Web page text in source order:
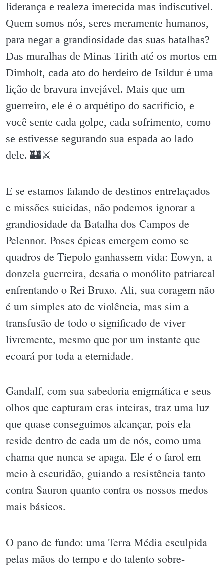
liderança e realeza imerecida mas indiscutível.
Quem somos nós, seres meramente humanos,
para negar a grandiosidade das suas batalhas?
Das muralhas de Minas Tirith até os mortos em
Dimholt, cada ato do herdeiro de Isildur é uma
lição de bravura invejável. Mais que um
guerreiro, ele é o arquétipo do sacrifício, e
você sente cada golpe, cada sofrimento, como
se estivesse segurando sua espada ao lado
dele. 🏰⚔️
E se estamos falando de destinos entrelaçados
e missões suicidas, não podemos ignorar a
grandiosidade da Batalha dos Campos de
Pelennor. Poses épicas emergem como se
quadros de Tiepolo ganhassem vida: Eowyn, a
donzela guerreira, desafia o monólito patriarcal
enfrentando o Rei Bruxo. Ali, sua coragem não
é um simples ato de violência, mas sim a
transfusão de todo o significado de viver
livremente, mesmo que por um instante que
ecoará por toda a eternidade.
Gandalf, com sua sabedoria enigmática e seus
olhos que capturam eras inteiras, traz uma luz
que quase conseguimos alcançar, pois ela
reside dentro de cada um de nós, como uma
chama que nunca se apaga. Ele é o farol em
meio à escuridão, guiando a resistência tanto
contra Sauron quanto contra os nossos medos
mais básicos.
O pano de fundo: uma Terra Média esculpida
pelas mãos do tempo e do talento sobre-